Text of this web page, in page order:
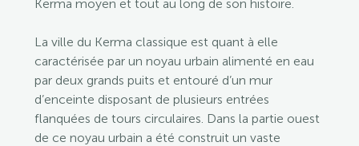
Kerma moyen et tout au long de son histoire.
La ville du Kerma classique est quant à elle
caractérisée par un noyau urbain alimenté en eau
par deux grands puits et entouré d’un mur
d’enceinte disposant de plusieurs entrées
flanquées de tours circulaires. Dans la partie ouest
de ce noyau urbain a été construit un vaste